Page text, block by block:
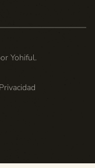
Yohiful.
Privacidad